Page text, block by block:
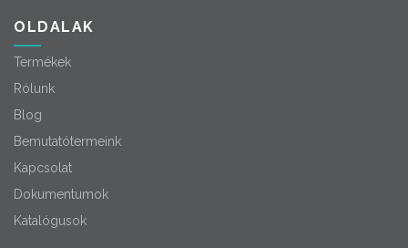
OLDALAK
Termékek
Rólunk
Blog
Bemutatótermeink
Kapcsolat
Dokumentumok
Katalógusok